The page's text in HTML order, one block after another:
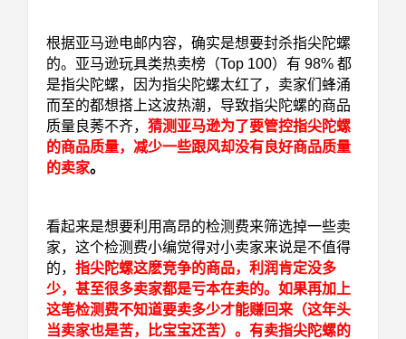
根据亚马逊电邮内容，确实是想要封杀指尖陀螺
的。亚马逊玩具类热卖榜（Top 100）有 98% 都
是指尖陀螺，因为指尖陀螺太红了，卖家们蜂涌
而至的都想搭上这波热潮，导致指尖陀螺的商品
质量良莠不齐， 猜测亚马逊为了要管控指尖陀螺
的商品质量，减少一些跟风却没有良好商品质量
的卖家。
看起来是想要利用高昂的检测费来筛选掉一些卖
家，这个检测费小编觉得对小卖家来说是不值得
的， 指尖陀螺这麽竞争的商品，利润肯定没多
少，甚至很多卖家都是亏本在卖的。如果再加上
这笔检测费不知道要卖多少才能赚回来（这年头
当卖家也是苦，比宝宝还苦）。有卖指尖陀螺的